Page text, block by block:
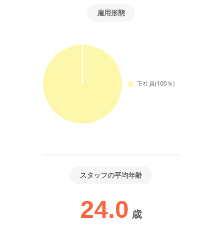
雇用形態
スタッフの平均年齢
24.0 歳